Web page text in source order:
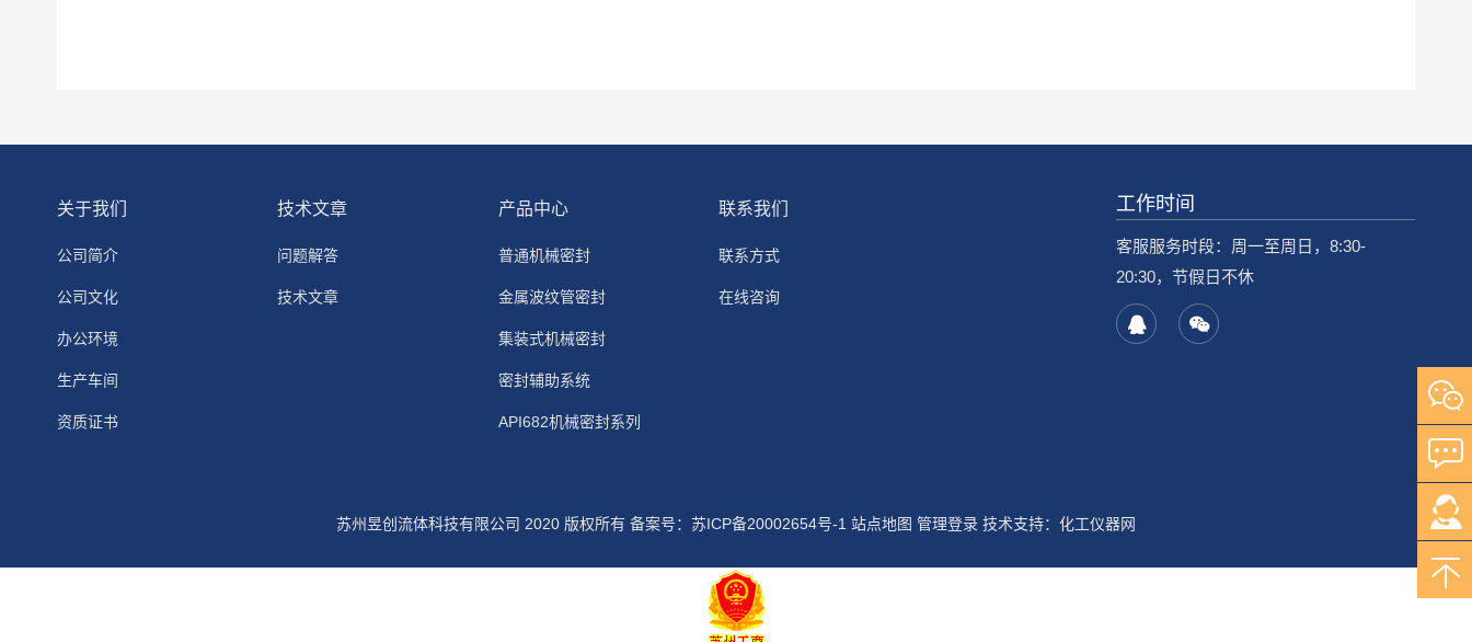
关于我们
公司简介
公司文化
办公环境
生产车间
资质证书
技术文章
问题解答
技术文章
产品中心
普通机械密封
金属波纹管密封
集装式机械密封
密封辅助系统
API682机械密封系列
联系我们
联系方式
在线咨询
工作时间
客服服务时段：周一至周日，8:30-
20:30，节假日不休
苏州昱创流体科技有限公司 2020 版权所有 备案号： 苏ICP备20002654号-1 站点地图 管理登录 技术支持： 化工仪器网